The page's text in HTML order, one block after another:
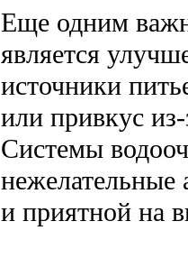
Еще одним
является
источники
или привкус
Системы
нежелательные
и приятной на